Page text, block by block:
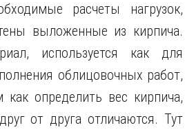
расчеты нагрузок,
выложенные из кирпича.
используется как для
облицовочных работ,
определить вес кирпича,
от друга отличаются. Тут